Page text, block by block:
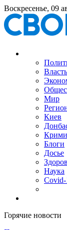
Воскресенье, 09
Власть
Мир
Киев
Блоги
Досье
Наука
Горячие новости